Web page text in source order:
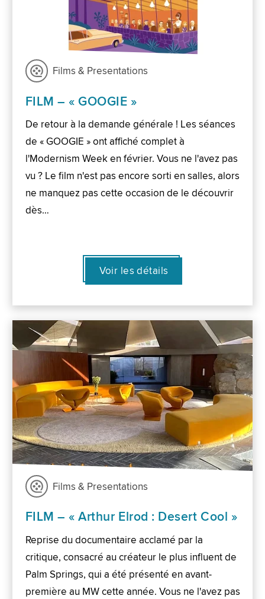
Films & Presentations
FILM – « GOOGIE »
De retour à la demande générale ! Les séances
de « GOOGIE » ont affiché complet à
l'Modernism Week en février. Vous ne l'avez pas
vu ? Le film n'est pas encore sorti en salles, alors
ne manquez pas cette occasion de le découvrir
dès…
Voir les détails
Films & Presentations
FILM – « Arthur Elrod : Desert Cool »
Reprise du documentaire acclamé par la
critique, consacré au créateur le plus influent de
Palm Springs, qui a été présenté en avant-
première au MW cette année. Vous ne l'avez pas